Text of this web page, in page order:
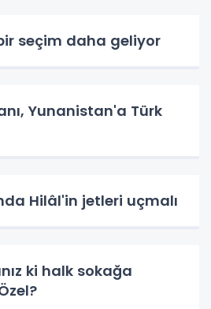
seçim daha geliyor
Yunanistan'a Türk
Hilâl'in jetleri uçmalı
ki halk sokağa